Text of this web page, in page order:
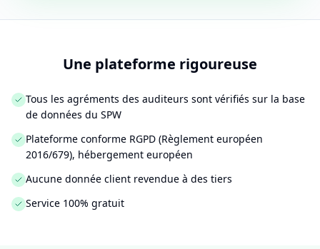
Une plateforme rigoureuse
Tous les agréments des auditeurs sont vérifiés sur la base
de données du SPW
Plateforme conforme RGPD (Règlement européen
2016/679), hébergement européen
Aucune donnée client revendue à des tiers
Service 100% gratuit